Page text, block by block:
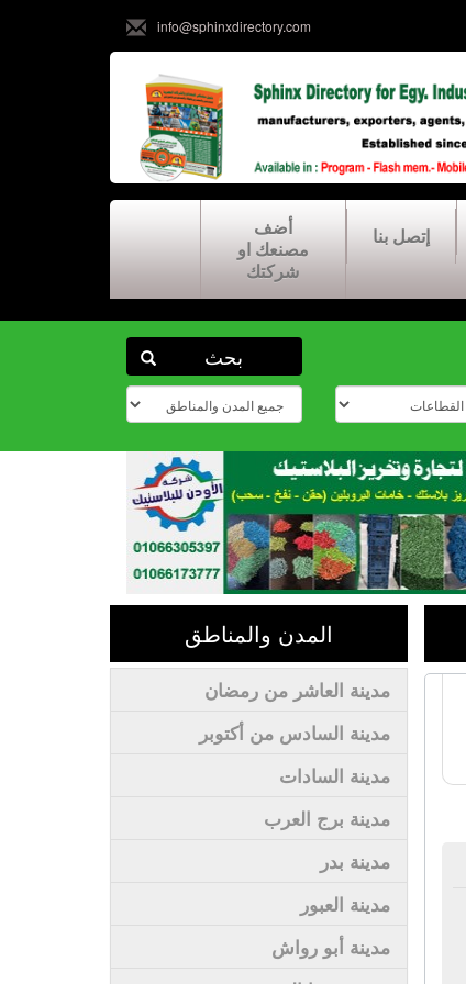
info@sphinxdirectory.com
إتصل بنا
أضف
مصنعك او
شركتك
المدن والمناطق
مدينة العاشر من رمضان
مدينة السادس من أكتوبر
مدينة السادات
مدينة برج العرب
مدينة بدر
مدينة العبور
مدينة أبو رواش